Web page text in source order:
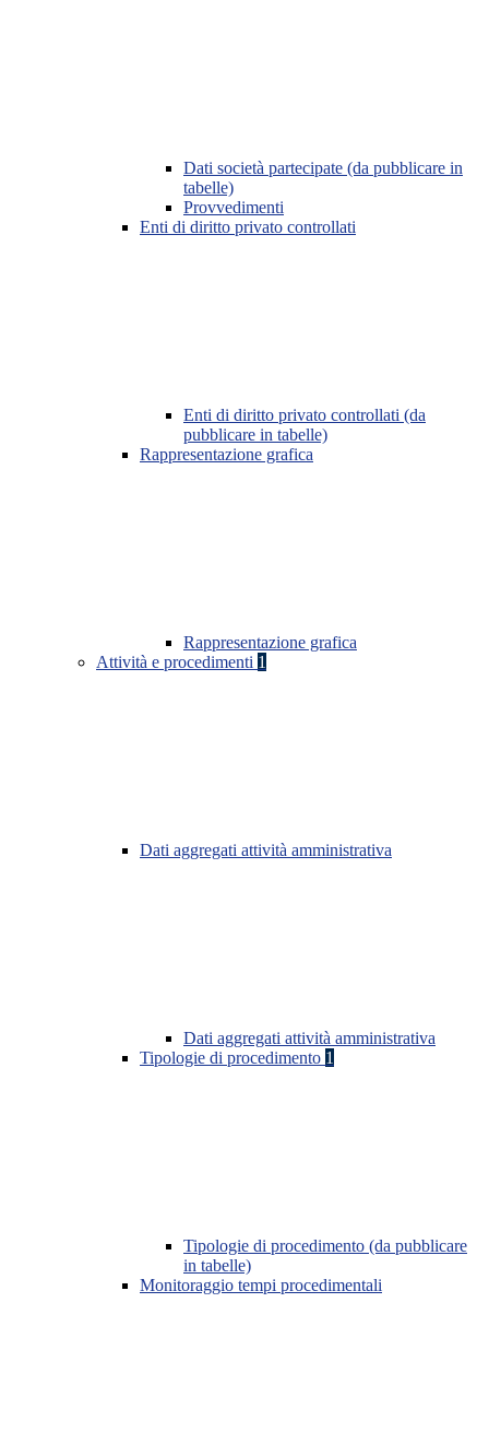
Dati società partecipate (da pubblicare in
tabelle)
Provvedimenti
Enti di diritto privato controllati
Enti di diritto privato controllati (da
pubblicare in tabelle)
Rappresentazione grafica
Rappresentazione grafica
Attività e procedimenti 1
Dati aggregati attività amministrativa
Dati aggregati attività amministrativa
Tipologie di procedimento 1
Tipologie di procedimento (da pubblicare
in tabelle)
Monitoraggio tempi procedimentali